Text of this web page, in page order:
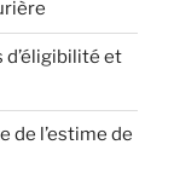
d’éligibilité et
de l’estime de